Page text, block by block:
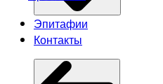
Эпитафии
Контакты